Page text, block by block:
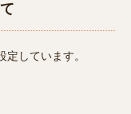
しています。